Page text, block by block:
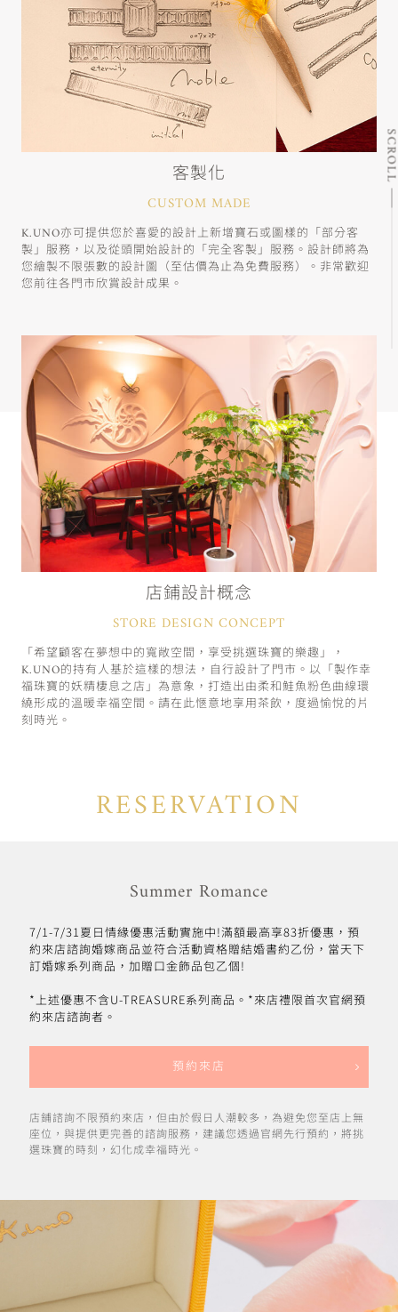
客製化
CUSTOM MADE
K.UNO亦可提供您於喜愛的設計上新增寶石或圖樣的「部分客
製」服務，以及從頭開始設計的「完全客製」服務。設計師將為
您繪製不限張數的設計圖（至估價為止為免費服務）。非常歡迎
您前往各門市欣賞設計成果。
店鋪設計概念
STORE DESIGN CONCEPT
「希望顧客在夢想中的寬敞空間，享受挑選珠寶的樂趣」，
K.UNO的持有人基於這樣的想法，自行設計了門市。以「製作幸
福珠寶的妖精棲息之店」為意象，打造出由柔和鮭魚粉色曲線環
繞形成的溫暖幸福空間。請在此愜意地享用茶飲，度過愉悅的片
刻時光。
RESERVATION
Summer Romance
7/1-7/31夏日情緣優惠活動實施中!滿額最高享83折優惠，預
約來店諮詢婚嫁商品並符合活動資格贈結婚書約乙份，當天下
訂婚嫁系列商品，加贈口金飾品包乙個!
*上述優惠不含U-TREASURE系列商品。*來店禮限首次官網預
約來店諮詢者。
預約來店
店鋪諮詢不限預約來店，但由於假日人潮較多，為避免您至店上無
座位，與提供更完善的諮詢服務，建議您透過官網先行預約，將挑
選珠寶的時刻，幻化成幸福時光。